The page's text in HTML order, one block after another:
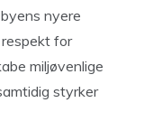
nyere
for
miljøvenlige
styrker